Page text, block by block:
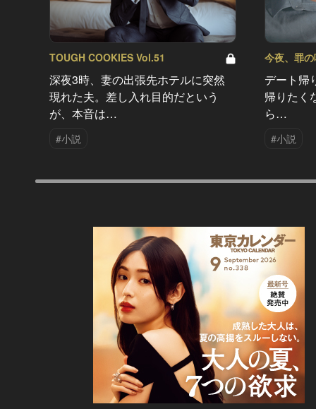
TOUGH COOKIES Vol.51
深夜3時、妻の出張先ホテルに突然
現れた夫。差し入れ目的だという
が、本音は…
#小説
今夜、罪
デート帰
帰りたく
ら…
#小説